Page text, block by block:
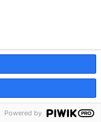
Powered by